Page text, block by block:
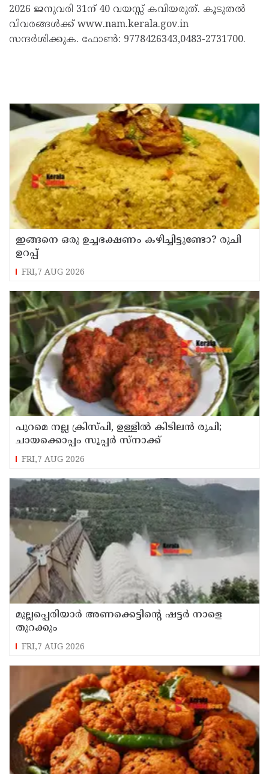
2026 ജനുവരി 31ന് 40 വയസ്സ് കവിയരുത്. കൂടുതൽ
വിവരങ്ങൾക്ക് www.nam.kerala.gov.in
സന്ദർശിക്കുക. ഫോൺ: 9778426343,0483-2731700.
ഇങ്ങനെ ഒരു ഉച്ചഭക്ഷണം കഴിച്ചിട്ടുണ്ടോ? രുചി
ഉറപ്പ്
FRI,7 AUG 2026
പുറമെ നല്ല ക്രിസ്പി, ഉള്ളിൽ കിടിലൻ രുചി;
ചായക്കൊപ്പം സൂപ്പർ സ്നാക്ക്
FRI,7 AUG 2026
മുല്ലപ്പെരിയാർ അണക്കെട്ടിൻ്റെ ഷട്ടർ നാളെ
തുറക്കും
FRI,7 AUG 2026